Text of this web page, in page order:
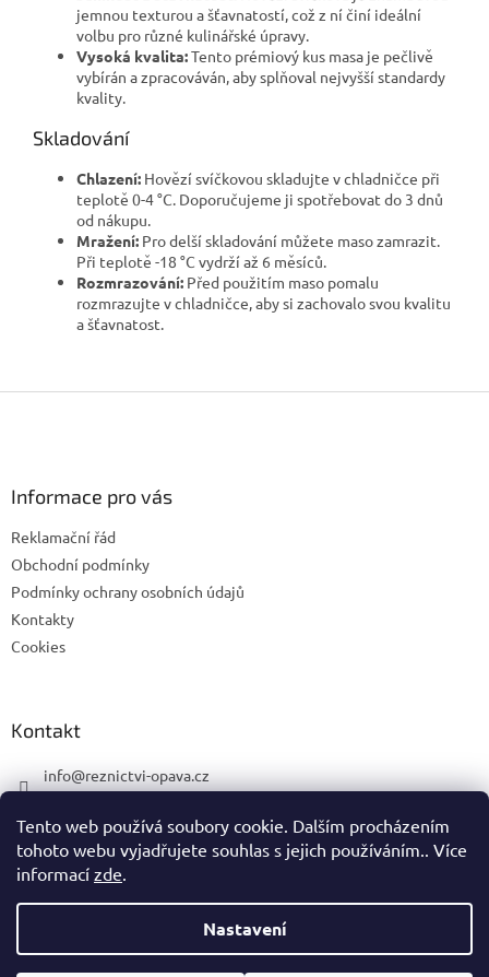
Tento web používá soubory cookie. Dalším procházením
tohoto webu vyjadřujete souhlas s jejich používáním.. Více
informací zde.
Nastavení
jemnou texturou a šťavnatostí, což z ní činí ideální
volbu pro různé kulinářské úpravy.
Vysoká kvalita:Tento prémiový kus masa je pečlivě
vybírán a zpracováván, aby splňoval nejvyšší standardy
kvality.
Skladování
Chlazení: Hovězí svíčkovou skladujte v chladničce při
teplotě 0-4 °C. Doporučujeme ji spotřebovat do 3 dnů
od nákupu.
Mražení: Pro delší skladování můžete maso zamrazit.
Při teplotě -18 °C vydrží až 6 měsíců.
Rozmrazování: Před použitím maso pomalu
rozmrazujte v chladničce, aby si zachovalo svou kvalitu
a šťavnatost.
Informace pro vás
Reklamační řád
Obchodní podmínky
Podmínky ochrany osobních údajů
Kontakty
Cookies
Kontakt
info@reznictvi-opava.cz
775 492 668
Vytvořil Shoptet